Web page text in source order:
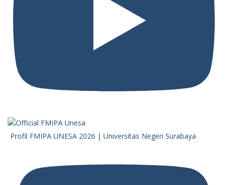
Profil FMIPA UNESA 2026 | Universitas Negeri Surabaya